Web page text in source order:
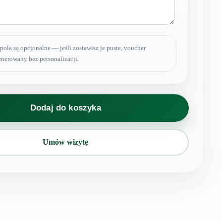
pola są opcjonalne — jeśli zostawisz je puste, voucher
bez personalizacji.
Dodaj do koszyka
Umów wizytę